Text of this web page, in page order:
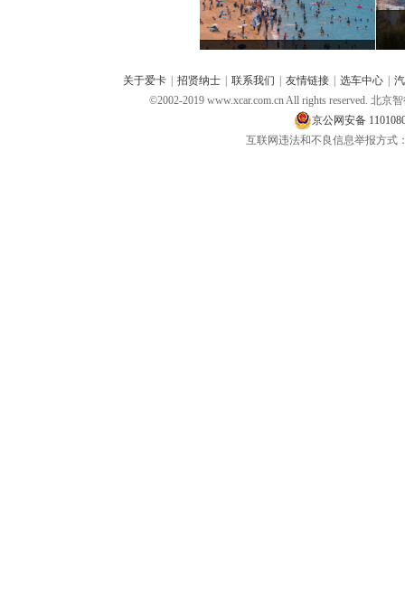
关于爱卡 招贤纳士 联系我们 友情链接 选车中心
©2002-2019 www.xcar.com.cn All rights reserved. 北
京公网安备
互联网违法和不良信息举报方式